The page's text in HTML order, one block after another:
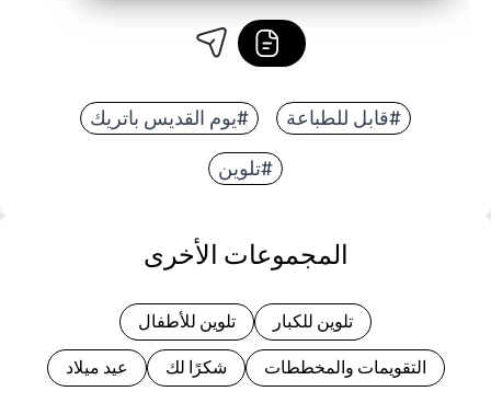
#قابل للطباعة #يوم القديس باتريك
#تلوين
المجموعات الأخرى
تلوين للكبار تلوين للأطفال
التقويمات والمخططات شكرًا لك عيد ميلاد